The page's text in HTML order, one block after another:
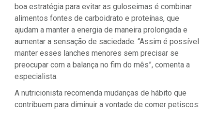
boa estratégia para evitar as guloseimas é combinar
alimentos fontes de carboidrato e proteínas, que
ajudam a manter a energia de maneira prolongada e
aumentar a sensação de saciedade. “Assim é possível
manter esses lanches menores sem precisar se
preocupar com a balança no fim do mês”, comenta a
especialista.
A nutricionista recomenda mudanças de hábito que
contribuem para diminuir a vontade de comer petiscos: